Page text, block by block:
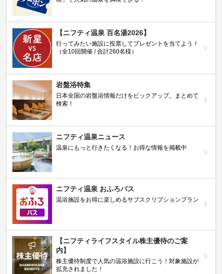
【ニフティ温泉 百名湯2026】
行ってみたい施設に投票してプレゼントを当てよう！
（全10回開催 / 合計260名様）
岩盤浴特集
日本全国の岩盤浴情報だけをピックアップ。まとめて
検索！
ニフティ温泉ニュース
温泉にもっと行きたくなる！お得な情報を掲載中
ニフティ温泉 おふろパス
温浴施設をお得に楽しめるサブスクリプションプラン
【ニフティライフスタイル株主優待のご案
内】
株主優待制度で人気の温浴施設に行こう！対象施設が
拡充されました！